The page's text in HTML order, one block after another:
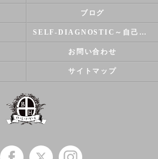
ブログ
SELF-DIAGNOSTIC～自己診断～
お問い合わせ
サイトマップ